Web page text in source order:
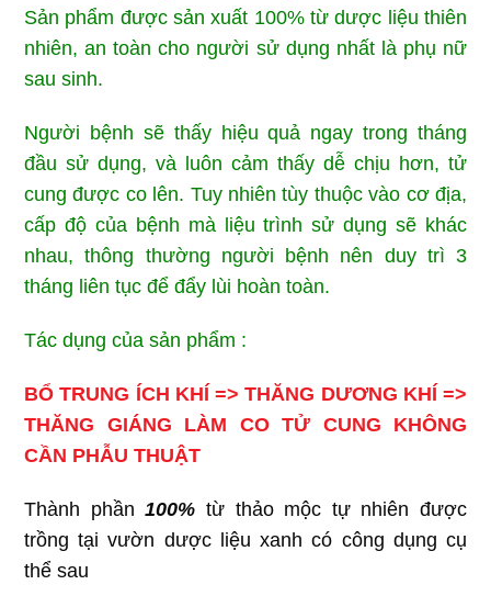
Sản phẩm được sản xuất 100% từ dược liệu thiên
nhiên, an toàn cho người sử dụng nhất là phụ nữ
sau sinh.
Người bệnh sẽ thấy hiệu quả ngay trong tháng
đầu sử dụng, và luôn cảm thấy dễ chịu hơn, tử
cung được co lên. Tuy nhiên tùy thuộc vào cơ địa,
cấp độ của bệnh mà liệu trình sử dụng sẽ khác
nhau, thông thường người bệnh nên duy trì 3
tháng liên tục để đẩy lùi hoàn toàn.
Tác dụng của sản phẩm :
BỔ TRUNG ÍCH KHÍ =>THĂNG DƯƠNG KHÍ =>
THĂNG GIÁNG LÀM CO TỬ CUNG KHÔNG
CẦN PHẪU THUẬT
Thành phần100% từ thảo mộc tự nhiên được
trồng tại vườn dược liệu xanh có công dụng cụ
thể sau